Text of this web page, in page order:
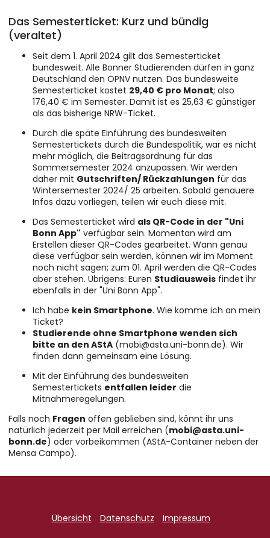
Das Semesterticket: Kurz und bündig
(veraltet)
Seit dem 1. April 2024 gilt das Semesterticket
bundesweit. Alle Bonner Studierenden dürfen in ganz
Deutschland den ÖPNV nutzen. Das bundesweite
Semesterticket kostet 29,40 € pro Monat; also
176,40 € im Semester. Damit ist es 25,63 € günstiger
als das bisherige NRW-Ticket.
Durch die späte Einführung des bundesweiten
Semestertickets durch die Bundespolitik, war es nicht
mehr möglich, die Beitragsordnung für das
Sommersemester 2024 anzupassen. Wir werden
daher mit Gutschriften/ Rückzahlungen für das
Wintersemester 2024/ 25 arbeiten. Sobald genauere
Infos dazu vorliegen, teilen wir euch diese mit.
Das Semesterticket wird als QR-Code in der "Uni
Bonn App" verfügbar sein. Momentan wird am
Erstellen dieser QR-Codes gearbeitet. Wann genau
diese verfügbar sein werden, können wir im Moment
noch nicht sagen; zum 01. April werden die QR-Codes
aber stehen. Übrigens: Euren Studiausweis findet ihr
ebenfalls in der "Uni Bonn App".
Ich habe kein Smartphone. Wie komme ich an mein
Ticket?
Studierende ohne Smartphone wenden sich
bitte an den AStA (mobi@asta.uni-bonn.de). Wir
finden dann gemeinsam eine Lösung.
Mit der Einführung des bundesweiten
Semestertickets entfallen leider die
Mitnahmeregelungen.
Falls noch Fragen offen geblieben sind, könnt ihr uns
natürlich jederzeit per Mail erreichen (mobi@asta.uni-
bonn.de) oder vorbeikommen (AStA-Container neben der
Mensa Campo).
Übersicht Datenschutz Impressum